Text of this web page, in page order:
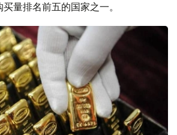
量排名前五的国家之一。